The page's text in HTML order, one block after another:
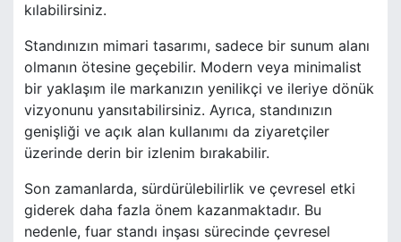
kılabilirsiniz.
Standınızın mimari tasarımı, sadece bir sunum alanı
olmanın ötesine geçebilir. Modern veya minimalist
bir yaklaşım ile markanızın yenilikçi ve ileriye dönük
vizyonunu yansıtabilirsiniz. Ayrıca, standınızın
genişliği ve açık alan kullanımı da ziyaretçiler
üzerinde derin bir izlenim bırakabilir.
Son zamanlarda, sürdürülebilirlik ve çevresel etki
giderek daha fazla önem kazanmaktadır. Bu
nedenle, fuar standı inşası sürecinde çevresel